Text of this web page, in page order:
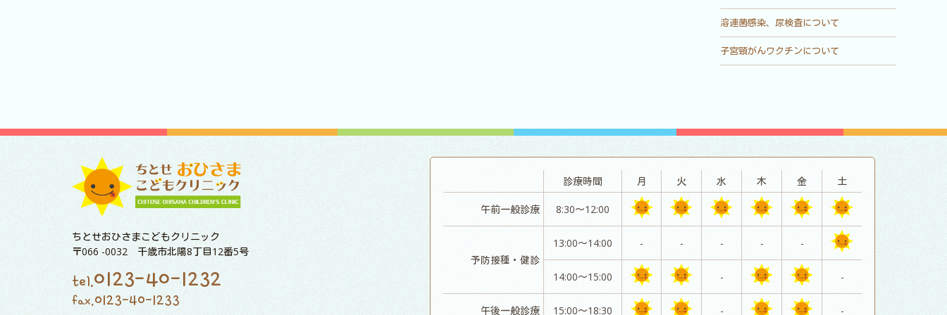
溶連菌感染、尿検査について
子宮頸がんワクチンについて
ちとせおひさまこどもクリニック
〒066 -0032 千歳市北陽8丁目12番5号
tel.0123-40-1232
fax.0123-40-1233
診療時間 月 火 水 木 金 土
午前一般診療 8:30～12:00
予防接種・健診
13:00～14:00 - - - - -
14:00～15:00 - -
午後一般診療 15:00～18:30 - -